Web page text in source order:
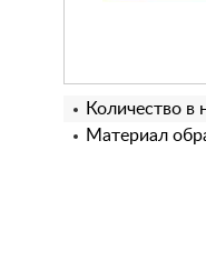
Количество в
Материал